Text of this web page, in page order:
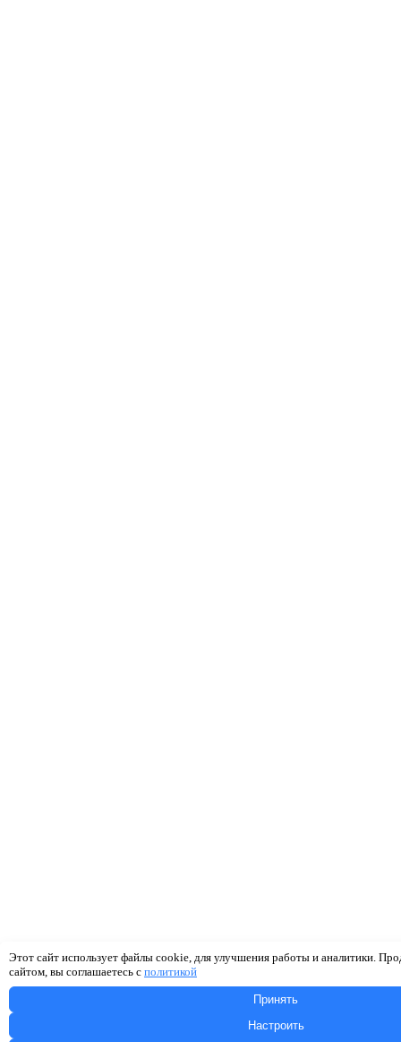
Этот сайт использует файлы cookie, для улучшения работы и аналитики.
сайтом, вы соглашаетесь с политикой
Принять
Настроить